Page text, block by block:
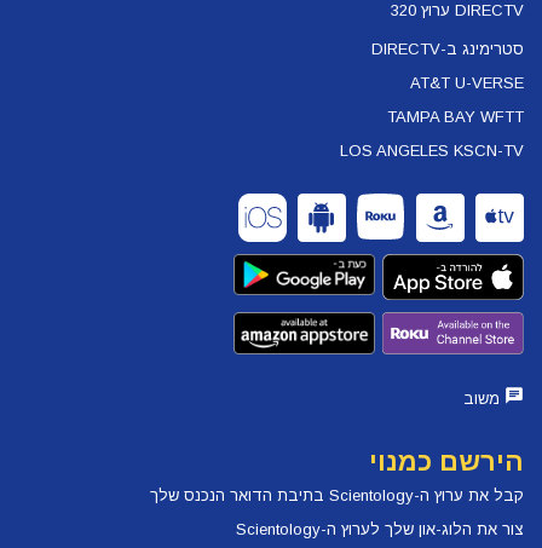
DIRECTV ערוץ 320
סטרימינג ב-DIRECTV
AT&T U-VERSE
TAMPA BAY WFTT
LOS ANGELES KSCN-TV
משוב
הירשם כמנוי
קבל את ערוץ ה-Scientology בתיבת הדואר הנכנס שלך
צור את הלוג-און שלך לערוץ ה-Scientology